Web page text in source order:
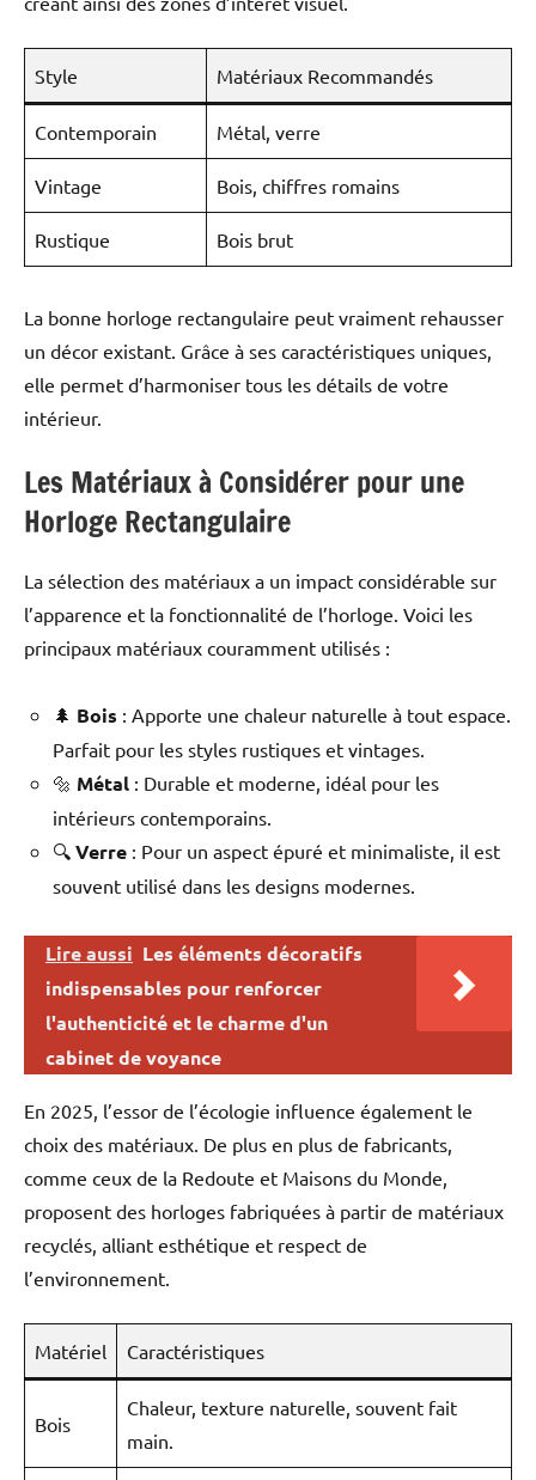
Style Matériaux Recommandés
Contemporain Métal, verre
Vintage Bois, chiffres romains
Rustique Bois brut
La bonne horloge rectangulaire peut vraiment rehausser
un décor existant. Grâce à ses caractéristiques uniques,
elle permet d’harmoniser tous les détails de votre
intérieur.
Les Matériaux à Considérer pour une
Horloge Rectangulaire
La sélection des matériaux a un impact considérable sur
l’apparence et la fonctionnalité de l’horloge. Voici les
principaux matériaux couramment utilisés :
🌲 Bois : Apporte une chaleur naturelle à tout espace.
Parfait pour les styles rustiques et vintages.
🔩 Métal : Durable et moderne, idéal pour les
intérieurs contemporains.
🔍 Verre : Pour un aspect épuré et minimaliste, il est
souvent utilisé dans les designs modernes.
Lire aussi Les éléments décoratifs
indispensables pour renforcer
l'authenticité et le charme d'un
cabinet de voyance
En 2025, l’essor de l’écologie influence également le
choix des matériaux. De plus en plus de fabricants,
comme ceux de la Redoute et Maisons du Monde,
proposent des horloges fabriquées à partir de matériaux
recyclés, alliant esthétique et respect de
l’environnement.
Matériel Caractéristiques
Bois
Chaleur, texture naturelle, souvent fait
main.